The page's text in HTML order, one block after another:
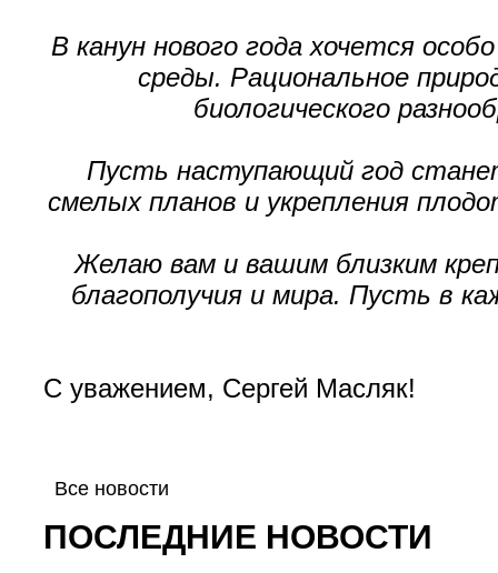
В канун нового года хочется
среды. Рациональное
биологического
Пусть наступающий год
смелых планов и укрепления
Желаю вам и вашим близким
благополучия и мира. Пусть в
С уважением, Сергей Масляк!
Все новости
ПОСЛЕДНИЕ НОВОСТИ